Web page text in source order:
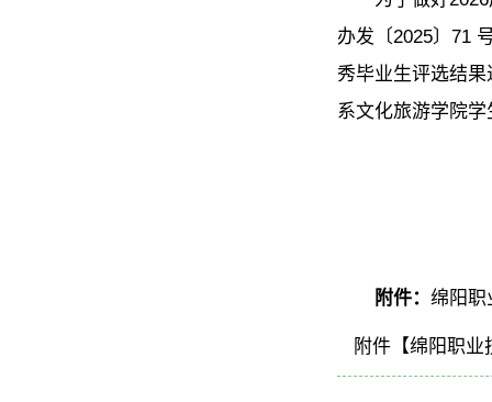
办发〔2025〕71
秀毕业生评选结
系文化旅游学院
附件： 绵阳职
附件【绵阳职业